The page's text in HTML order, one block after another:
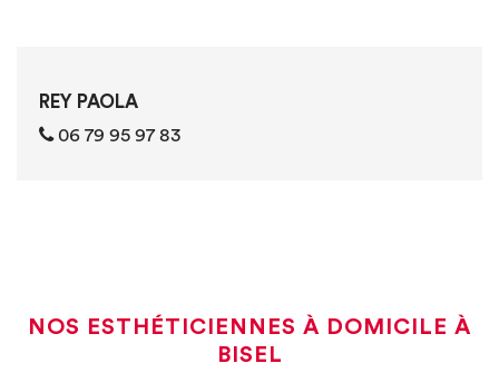
REY PAOLA
06 79 95 97 83
NOS ESTHÉTICIENNES À DOMICILE À
BISEL